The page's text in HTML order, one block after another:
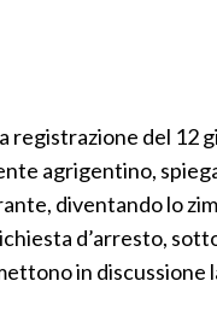
registrazione del 12
agrigentino,
diventando lo
d’arresto,
in discussione